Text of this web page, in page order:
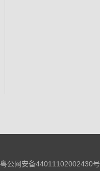
粤公网安备44011102002430号